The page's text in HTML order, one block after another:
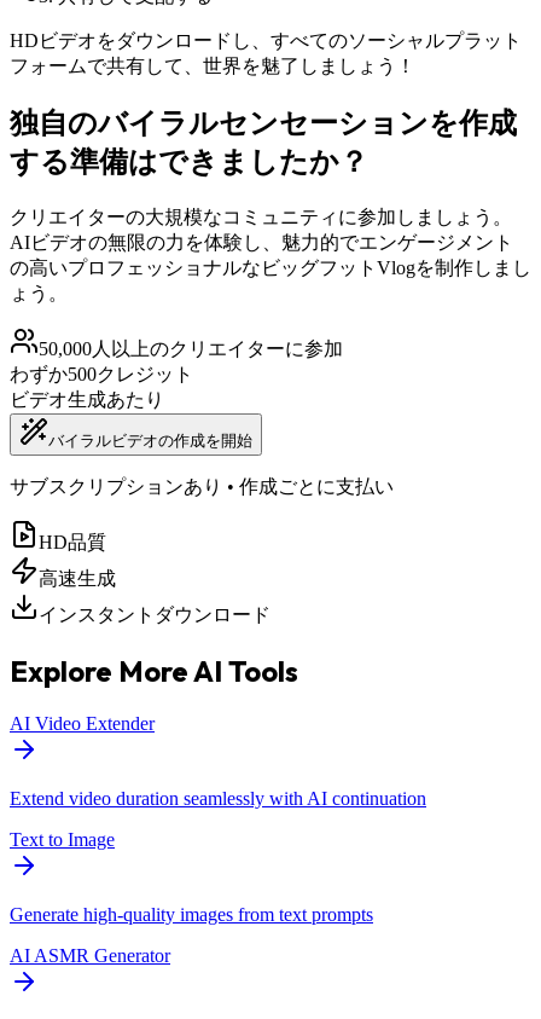
HDビデオをダウンロードし、すべてのソーシャルプラット
フォームで共有して、世界を魅了しましょう！
独自のバイラルセンセーションを作成
する準備はできましたか？
クリエイターの大規模なコミュニティに参加しましょう。
AIビデオの無限の力を体験し、魅力的でエンゲージメント
の高いプロフェッショナルなビッグフットVlogを制作しまし
ょう。
50,000人以上のクリエイターに参加
わずか500クレジット
ビデオ生成あたり
バイラルビデオの作成を開始
サブスクリプションあり • 作成ごとに支払い
HD品質
高速生成
インスタントダウンロード
Explore More AI Tools
AI Video Extender
Extend video duration seamlessly with AI continuation
Text to Image
Generate high-quality images from text prompts
AI ASMR Generator